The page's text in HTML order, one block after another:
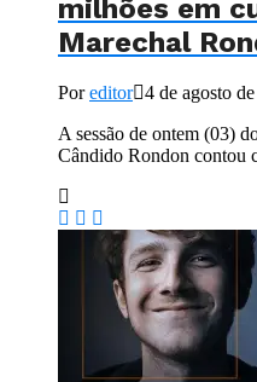
milhões em
Marechal
Poreditor 4 de agosto
A sessão de ontem (03)
Cândido Rondon contou